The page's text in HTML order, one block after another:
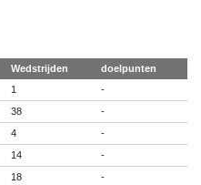
Wedstrijden
doelpunten
1
-
38
-
4
-
14
-
18
-